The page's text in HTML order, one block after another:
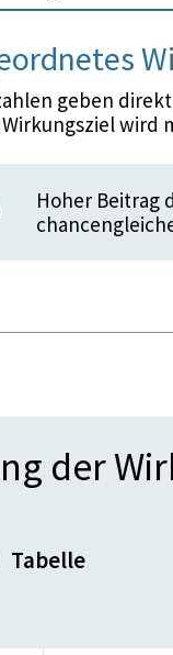
geben
Wirkungsziel wird
Hoher Beitrag
der
Tabelle